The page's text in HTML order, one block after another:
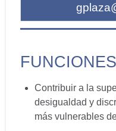
Contribuir a la
desigualdad y
más vulnerables